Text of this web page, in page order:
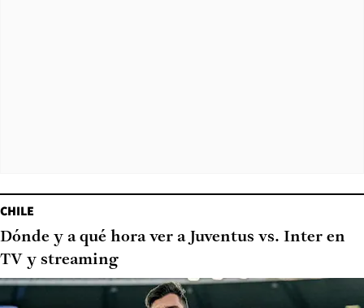
CHILE
Dónde y a qué hora ver a Juventus vs. Inter en
TV y streaming